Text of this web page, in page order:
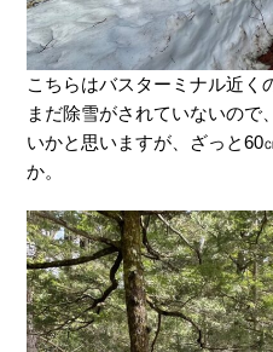
こちらはバスターミナル近く
まだ除雪がされていないので
いかと思いますが、ざっと60
か。